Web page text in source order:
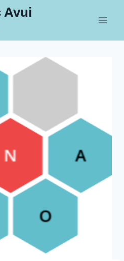
Avui